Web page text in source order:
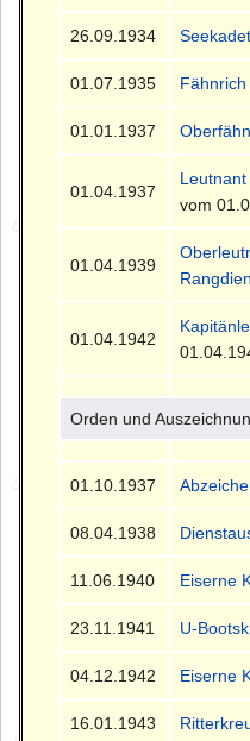
26.09.1934
01.07.1935
01.01.1937
01.04.1937
vom
01.04.1939
01.04.1942
Orden und
01.10.1937
08.04.1938
11.06.1940 Eiserne
23.11.1941 U-
04.12.1942 Eiserne
16.01.1943